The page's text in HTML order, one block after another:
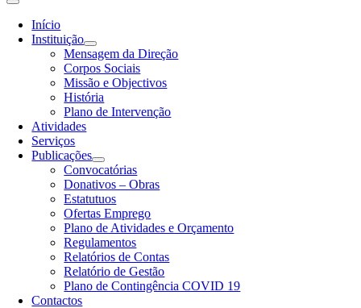
Início
Instituição
Mensagem da Direção
Corpos Sociais
Missão e Objectivos
História
Plano de Intervenção
Atividades
Serviços
Publicações
Convocatórias
Donativos – Obras
Estatutuos
Ofertas Emprego
Plano de Atividades e Orçamento
Regulamentos
Relatórios de Contas
Relatório de Gestão
Plano de Contingência COVID 19
Contactos